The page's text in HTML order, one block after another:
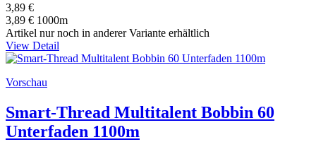
3,89 €
3,89 € 1000m
Artikel nur noch in anderer Variante erhältlich
View Detail
Vorschau
Smart-Thread Multitalent Bobbin 60
Unterfaden 1100m